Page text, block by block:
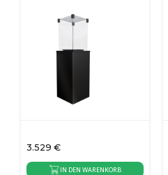
3.529 €
IN DEN WARENKORB